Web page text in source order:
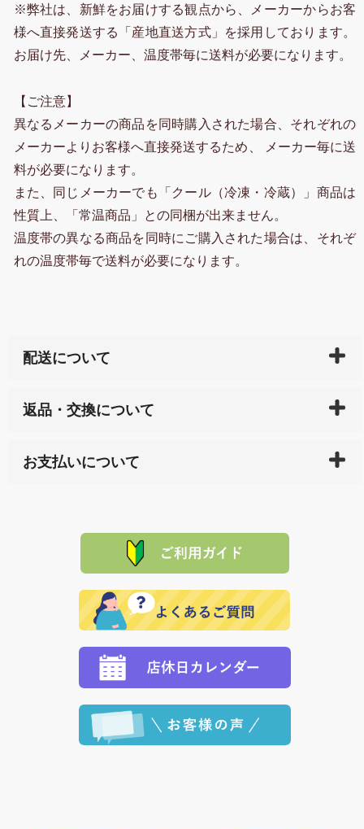
※弊社は、新鮮をお届けする観点から、メーカーからお客
様へ直接発送する「産地直送方式」を採用しております。
お届け先、メーカー、温度帯毎に送料が必要になります。
【ご注意】
異なるメーカーの商品を同時購入された場合、それぞれの
メーカーよりお客様へ直接発送するため、 メーカー毎に送
料が必要になります。
また、同じメーカーでも「クール（冷凍・冷蔵）」商品は
性質上、「常温商品」との同梱が出来ません。
温度帯の異なる商品を同時にご購入された場合は、それぞ
れの温度帯毎で送料が必要になります。
配送について
天ペイ」の方はご注文受付後）、 長崎県下全域に点在
サイト内で購入された商品の送料は、こちらの
全国送
れの生産メーカーからお客様の元へ直送いたしますの
で、 それぞれ個別に送料が必要になります。
返品・交換について
または配送途中の 事故などで不都合が生じている場合
品代金を返金いたします。）
その際は誠に申し訳ありませんが、当協会までご注文
願いいたします。
お支払いについて
た場合、お客様からの ご入金を確認した後で、商品を
定された場合は、準備出来次第の便にてお送りいたし
ます。 （到着日指定をされている場合は、ご指定の日
程に合わせてお届けいたします。）